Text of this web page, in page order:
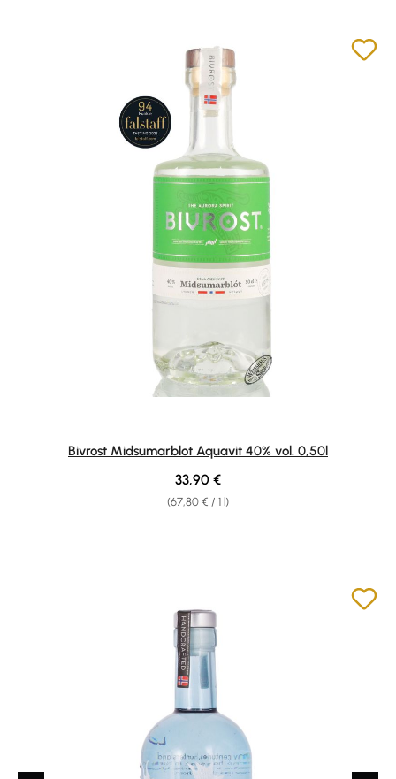
Bivrost Midsumarblot Aquavit 40% vol. 0,50l
(67,80 € / 1 l)
Regular price:
33,90 €